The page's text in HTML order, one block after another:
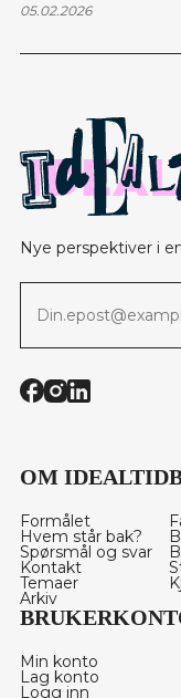
KJØPE
05.02.2026
Nye perspektiver i
OM IDEALTID
Formålet
Hvem står bak?
Spørsmål og svar
Kontakt
Temaer
Arkiv
Min konto
Lag konto
Logg inn